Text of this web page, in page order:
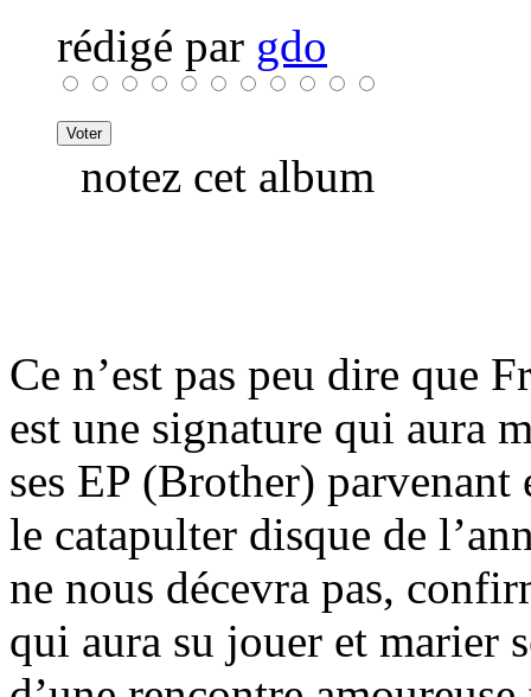
rédigé par gdo
notez cet album
Ce n’est pas peu dire que
est une signature qui aura
ses EP (Brother)
le catapulter disque de
ne nous décevra pas,
qui aura su jouer et marier